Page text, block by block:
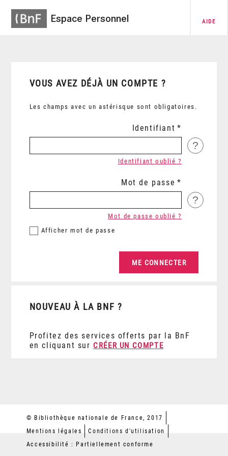
Espace Personnel AIDE
VOUS AVEZ DÉJÀ UN COMPTE ?
Les champs avec un astérisque sont obligatoires.
Identifiant
?
Identifiant oublié ?
Mot de passe
?
Afficher mot de passe
Mot de passe oublié ?
NOUVEAU À LA BNF ?
Profitez des services offerts par la BnF
en cliquant sur CRÉER UN COMPTE
© Bibliothèque nationale de France, 2017
Mentions légales
Conditions d'utilisation
Accessibilité : Partiellement conforme